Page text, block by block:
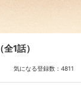
（全1話）
気になる登録数： 4811